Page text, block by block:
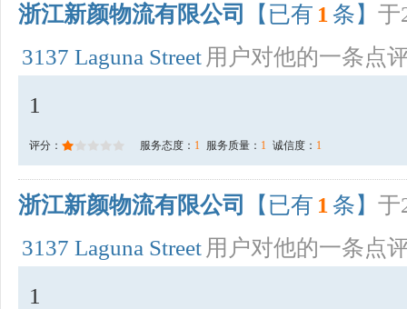
浙江新颜物流有限公司 【已有 1 条】 于
3137 Laguna Street 用户对他的一条点
1
评分： 服务态度： 1 服务质量： 1 诚信度： 1
浙江新颜物流有限公司 【已有 1 条】 于
3137 Laguna Street 用户对他的一条点
1